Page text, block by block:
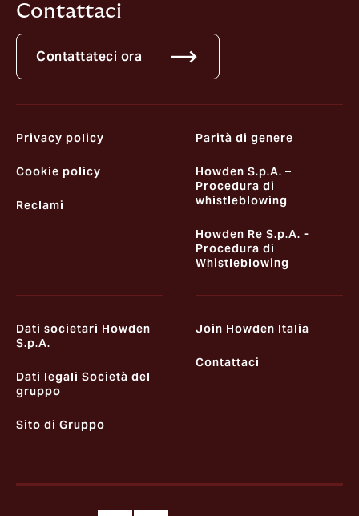
Contattaci
Contattateci ora
Privacy policy
Cookie policy
Reclami
Parità di genere
Howden S.p.A. –
Procedura di
whistleblowing
Howden Re S.p.A. -
Procedura di
Whistleblowing
Dati societari Howden
S.p.A.
Dati legali Società del
gruppo
Sito di Gruppo
Join Howden Italia
Contattaci